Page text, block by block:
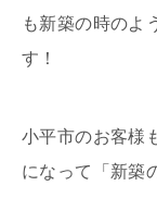
も新築の時のよ
す！
小平市のお客様
になって「新築